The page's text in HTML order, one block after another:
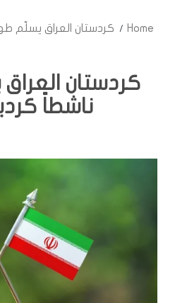
Home كردستان العراق يسلّم
كردستان
ناشطاً